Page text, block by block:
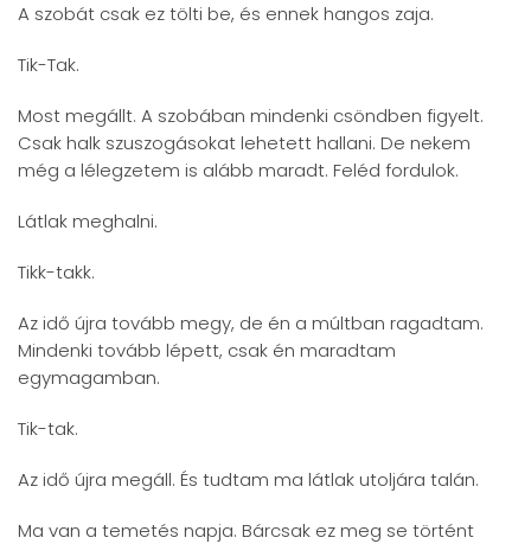
A szobát csak ez tölti be, és ennek hangos zaja.
Tik-Tak.
Most megállt. A szobában mindenki csöndben figyelt.
Csak halk szuszogásokat lehetett hallani. De nekem
még a lélegzetem is alább maradt. Feléd fordulok.
Látlak meghalni.
Tikk-takk.
Az idő újra tovább megy, de én a múltban ragadtam.
Mindenki tovább lépett, csak én maradtam
egymagamban.
Tik-tak.
Az idő újra megáll. És tudtam ma látlak utoljára talán.
Ma van a temetés napja. Bárcsak ez meg se történt